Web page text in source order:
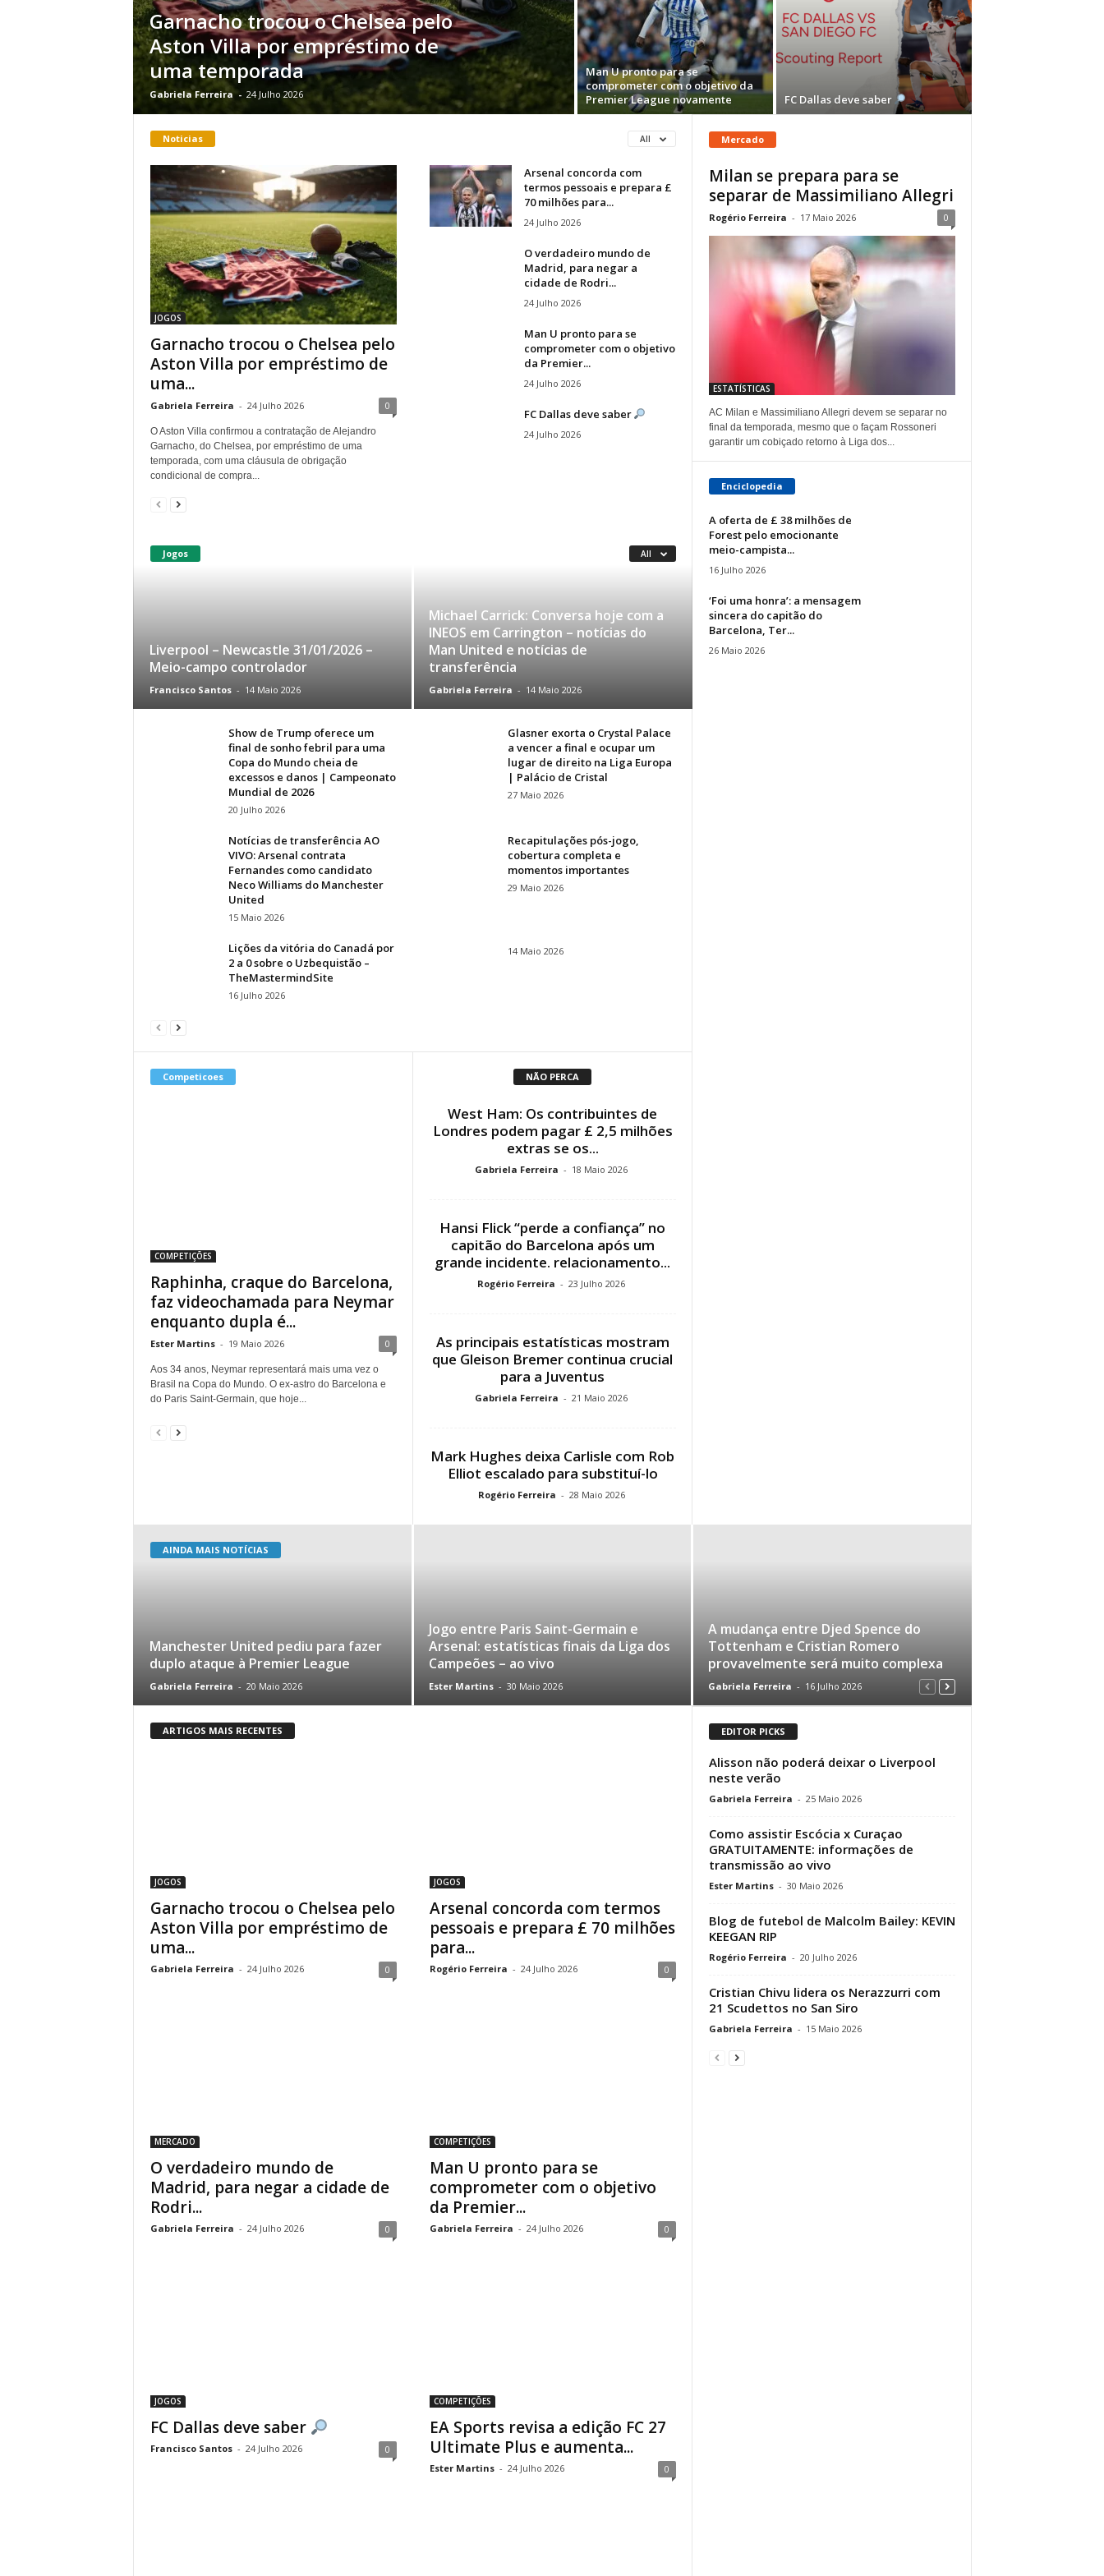
Garnacho trocou o Chelsea pelo
Aston Villa por empréstimo de
uma temporada
Gabriela Ferreira - 24 Julho 2026
Man U pronto para se
comprometer com o objetivo da
Premier League novamente
FC Dallas deve saber
Noticias All
JOGOS
Garnacho trocou o Chelsea pelo
Aston Villa por empréstimo de
uma...
Gabriela Ferreira - 24 Julho 2026 0
O Aston Villa confirmou a contratação de Alejandro
Garnacho, do Chelsea, por empréstimo de uma
temporada, com uma cláusula de obrigação
condicional de compra...
Arsenal concorda com
termos pessoais e prepara £
70 milhões para...
24 Julho 2026
O verdadeiro mundo de
Madrid, para negar a
cidade de Rodri...
24 Julho 2026
Man U pronto para se
comprometer com o objetivo
da Premier...
24 Julho 2026
FC Dallas deve saber
24 Julho 2026
Jogos All
Liverpool – Newcastle 31/01/2026 –
Meio-campo controlador
Francisco Santos - 14 Maio 2026
Michael Carrick: Conversa hoje com a
INEOS em Carrington – notícias do
Man United e notícias de
transferência
Gabriela Ferreira - 14 Maio 2026
Show de Trump oferece um
final de sonho febril para uma
Copa do Mundo cheia de
excessos e danos | Campeonato
Mundial de 2026
20 Julho 2026
Glasner exorta o Crystal Palace
a vencer a final e ocupar um
lugar de direito na Liga Europa
| Palácio de Cristal
27 Maio 2026
Notícias de transferência AO
VIVO: Arsenal contrata
Fernandes como candidato
Neco Williams do Manchester
United
15 Maio 2026
Recapitulações pós-jogo,
cobertura completa e
momentos importantes
29 Maio 2026
Lições da vitória do Canadá por
2 a 0 sobre o Uzbequistão –
TheMastermindSite
16 Julho 2026
14 Maio 2026
Competicoes
COMPETIÇÕES
Raphinha, craque do Barcelona, ​​
faz videochamada para Neymar
enquanto dupla é...
Ester Martins - 19 Maio 2026 0
Aos 34 anos, Neymar representará mais uma vez o
Brasil na Copa do Mundo. O ex-astro do Barcelona e
do Paris Saint-Germain, que hoje...
NÃO PERCA
West Ham: Os contribuintes de
Londres podem pagar £ 2,5 milhões
extras se os...
Gabriela Ferreira - 18 Maio 2026
Hansi Flick “perde a confiança” no
capitão do Barcelona após um
grande incidente. relacionamento...
Rogério Ferreira - 23 Julho 2026
As principais estatísticas mostram
que Gleison Bremer continua crucial
para a Juventus
Gabriela Ferreira - 21 Maio 2026
Mark Hughes deixa Carlisle com Rob
Elliot escalado para substituí-lo
Rogério Ferreira - 28 Maio 2026
Mercado
Milan se prepara para se
separar de Massimiliano Allegri
Rogério Ferreira - 17 Maio 2026 0
ESTATÍSTICAS
AC Milan e Massimiliano Allegri devem se separar no
final da temporada, mesmo que o façam Rossoneri
garantir um cobiçado retorno à Liga dos...
Enciclopedia
A oferta de £ 38 milhões de
Forest pelo emocionante
meio-campista...
16 Julho 2026
‘Foi uma honra’: a mensagem
sincera do capitão do
Barcelona, ​​Ter...
26 Maio 2026
AINDA MAIS NOTÍCIAS
Manchester United pediu para fazer
duplo ataque à Premier League
Gabriela Ferreira - 20 Maio 2026
Jogo entre Paris Saint-Germain e
Arsenal: estatísticas finais da Liga dos
Campeões – ao vivo
Ester Martins - 30 Maio 2026
A mudança entre Djed Spence do
Tottenham e Cristian Romero
provavelmente será muito complexa
Gabriela Ferreira - 16 Julho 2026
ARTIGOS MAIS RECENTES
JOGOS
Garnacho trocou o Chelsea pelo
Aston Villa por empréstimo de
uma...
Gabriela Ferreira - 24 Julho 2026 0
JOGOS
Arsenal concorda com termos
pessoais e prepara £ 70 milhões
para...
Rogério Ferreira - 24 Julho 2026 0
MERCADO
O verdadeiro mundo de
Madrid, para negar a cidade de
Rodri...
Gabriela Ferreira - 24 Julho 2026 0
COMPETIÇÕES
Man U pronto para se
comprometer com o objetivo
da Premier...
Gabriela Ferreira - 24 Julho 2026 0
JOGOS
FC Dallas deve saber
Francisco Santos - 24 Julho 2026 0
COMPETIÇÕES
EA Sports revisa a edição FC 27
Ultimate Plus e aumenta...
Ester Martins - 24 Julho 2026 0
EDITOR PICKS
Alisson não poderá deixar o Liverpool
neste verão
Gabriela Ferreira - 25 Maio 2026
Como assistir Escócia x Curaçao
GRATUITAMENTE: informações de
transmissão ao vivo
Ester Martins - 30 Maio 2026
Blog de futebol de Malcolm Bailey: KEVIN
KEEGAN RIP
Rogério Ferreira - 20 Julho 2026
Cristian Chivu lidera os Nerazzurri com
21 Scudettos no San Siro
Gabriela Ferreira - 15 Maio 2026